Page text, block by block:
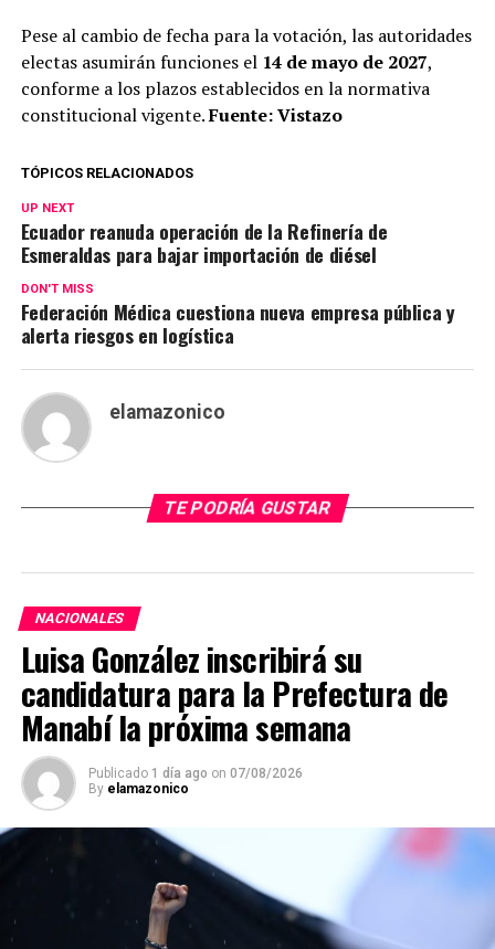
Pese al cambio de fecha para la votación, las autoridades
electas asumirán funciones el 14 de mayo de 2027,
conforme a los plazos establecidos en la normativa
constitucional vigente.Fuente: Vistazo
TÓPICOS RELACIONADOS
UP NEXT
Ecuador reanuda operación de la Refinería de
Esmeraldas para bajar importación de diésel
DON'T MISS
Federación Médica cuestiona nueva empresa pública y
alerta riesgos en logística
elamazonico
TE PODRÍA GUSTAR
NACIONALES
Luisa González inscribirá su
candidatura para la Prefectura de
Manabí la próxima semana
Publicado 1 día ago on 07/08/2026
By elamazonico